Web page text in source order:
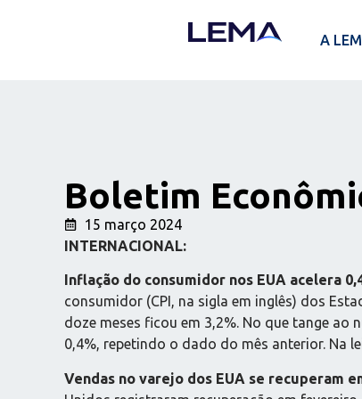
A
Boletim
15 março 2024
INTERNACIONAL:
Inflação do consumidor nos EUA acelera
consumidor (CPI, na sigla em inglês) dos
doze meses ficou em 3,2%. No que tange
0,4%, repetindo o dado do mês anterior. Na
Vendas no varejo dos EUA se recuperam